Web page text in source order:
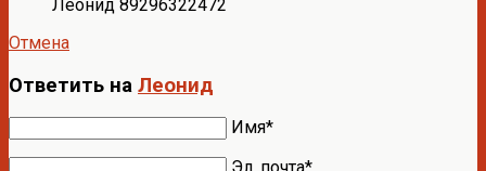
Леонид 89296322472
Отмена
Ответить на Леонид
Имя*